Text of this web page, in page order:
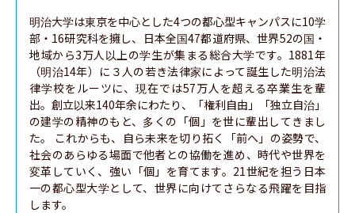
明治大学は東京を中心とした4つの都心型キャンパスに10学
部・16研究科を擁し、日本全国47都道府県、世界52の国・
地域から3万人以上の学生が集まる総合大学です。1881年
（明治14年）に３人の若き法律家によって誕生した明治法
律学校をルーツに、現在では57万人を超える卒業生を輩
出。創立以来140年余にわたり、「権利自由」「独立自治」
の建学の精神のもと、多くの「個」を世に輩出してきまし
た。 これからも、自ら未来を切り拓く「前へ」の姿勢で、
社会のあらゆる場面で他者との協働を進め、時代や世界を
変革していく、強い「個」を育てます。21世紀を担う日本
一の都心型大学として、世界に向けてさらなる飛躍を目指
します。